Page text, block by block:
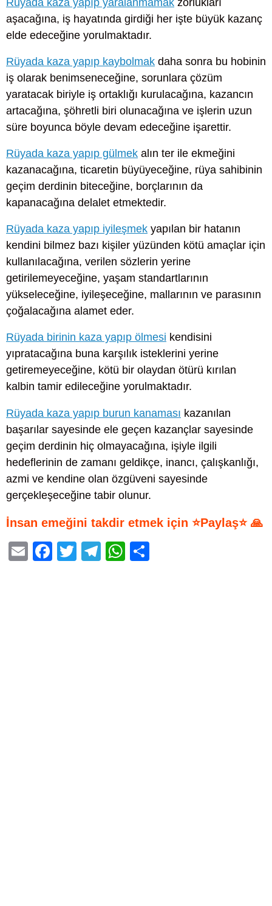
aşacağına, iş hayatında girdiği her işte büyük kazanç
elde edeceğine yorulmaktadır.
Rüyada kaza yapıp kaybolmak daha sonra bu hobinin
iş olarak benimseneceğine, sorunlara çözüm
yaratacak biriyle iş ortaklığı kurulacağına, kazancın
artacağına, şöhretli biri olunacağına ve işlerin uzun
süre boyunca böyle devam edeceğine işarettir.
Rüyada kaza yapıp gülmek alın ter ile ekmeğini
kazanacağına, ticaretin büyüyeceğine, rüya sahibinin
geçim derdinin biteceğine, borçlarının da
kapanacağına delalet etmektedir.
Rüyada kaza yapıp iyileşmek yapılan bir hatanın
kendini bilmez bazı kişiler yüzünden kötü amaçlar için
kullanılacağına, verilen sözlerin yerine
getirilemeyeceğine, yaşam standartlarının
yükseleceğine, iyileşeceğine, mallarının ve parasının
çoğalacağına alamet eder.
Rüyada birinin kaza yapıp ölmesi kendisini
yıpratacağına buna karşılık isteklerini yerine
getiremeyeceğine, kötü bir olaydan ötürü kırılan
kalbin tamir edileceğine yorulmaktadır.
Rüyada kaza yapıp burun kanaması kazanılan
başarılar sayesinde ele geçen kazançlar sayesinde
geçim derdinin hiç olmayacağına, işiyle ilgili
hedeflerinin de zamanı geldikçe, inancı, çalışkanlığı,
azmi ve kendine olan özgüveni sayesinde
gerçekleşeceğine tabir olunur.
İnsan emeğini takdir etmek için ⭐Paylaş⭐ 🙏
E
F
T
T
W